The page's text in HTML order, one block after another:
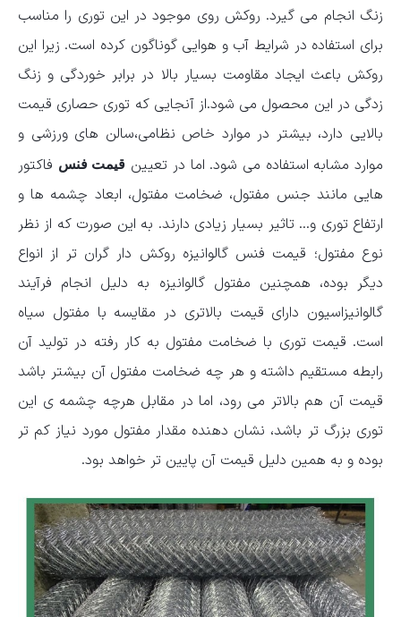
زنگ انجام می گیرد. روکش روی موجود در این توری را مناسب
برای استفاده در شرایط آب و هوایی گوناگون کرده است. زیرا این
روکش باعث ایجاد مقاومت بسیار بالا در برابر خوردگی و زنگ
زدگی در این محصول می شود.از آنجایی که توری حصاری قیمت
بالایی دارد، بیشتر در موارد خاص نظامی،سالن های ورزشی و
موارد مشابه استفاده می شود. اما در تعیین قیمت فنس فاکتور
هایی مانند جنس مفتول، ضخامت مفتول، ابعاد چشمه ها و
ارتفاع توری و… تاثیر بسیار زیادی دارند. به این صورت که از نظر
نوع مفتول؛ قیمت فنس گالوانیزه روکش دار گران تر از انواع
دیگر بوده، همچنین مفتول گالوانیزه به دلیل انجام فرآیند
گالوانیزاسیون دارای قیمت بالاتری در مقایسه با مفتول سیاه
است. قیمت توری با ضخامت مفتول به کار رفته در تولید آن
رابطه مستقیم داشته و هر چه ضخامت مفتول آن بیشتر باشد
قیمت آن هم بالاتر می رود، اما در مقابل هرچه چشمه ی این
توری بزرگ تر باشد، نشان دهنده مقدار مفتول مورد نیاز کم تر
بوده و به همین دلیل قیمت آن پایین تر خواهد بود.